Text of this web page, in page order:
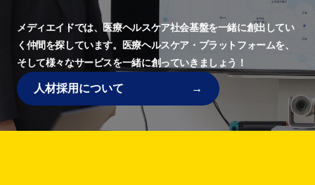
メディエイドでは、医療ヘルスケア社会基盤を一緒に創出してい
く仲間を探しています。
医療ヘルスケア・プラットフォームを、
そして様々なサービスを一緒に創っていきましょう！
人材採用について